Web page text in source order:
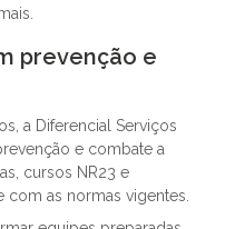
prevenção e
a Diferencial Serviços
e combate a
cursos NR23 e
as normas vigentes.